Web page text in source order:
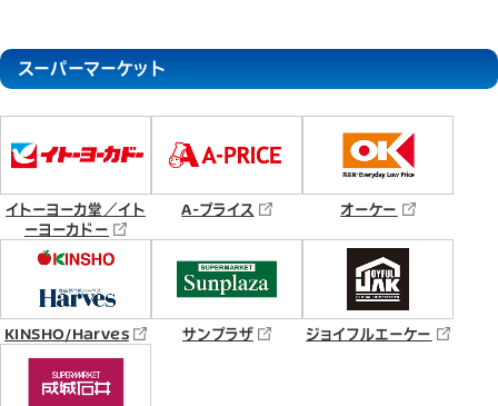
スーパーマーケット
イトーヨーカ堂／イト
ーヨーカドー
A-プライス オーケー
KINSHO/Harves サンプラザ ジョイフルエーケー